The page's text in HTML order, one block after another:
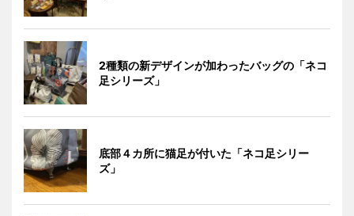
2種類の新デザインが加わったバッグの「ネコ
足シリーズ」
底部４カ所に猫足が付いた「ネコ足シリー
ズ」